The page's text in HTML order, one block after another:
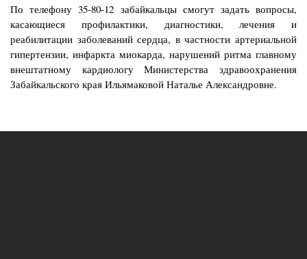
По телефону 35-80-12 забайкальцы смогут задать вопросы,
касающиеся профилактики, диагностики, лечения и
реабилитации заболеваний сердца, в частности артериальной
гипертензии, инфаркта миокарда, нарушений ритма главному
внештатному кардиологу Министерства здравоохранения
Забайкальского края Ильямаковой Наталье Александровне.